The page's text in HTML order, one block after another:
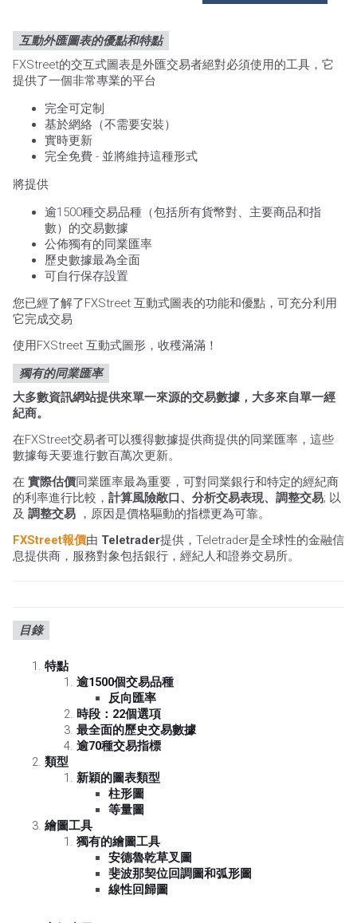
互動外匯圖表的優點和特點
FXStreet的交互式圖表是外匯交易者絕對必須使用的工具，它
提供了一個非常專業的平台
完全可定制
基於網絡（不需要安裝）
實時更新
完全免費 - 並將維持這種形式
將提供
逾1500種交易品種（包括所有貨幣對、主要商品和指
數）的交易數據
公佈獨有的同業匯率
歷史數據最為全面
可自行保存設置
您已經了解了FXStreet 互動式圖表的功能和優點，可充分利用
它完成交易
使用FXStreet 互動式圖形，收穫滿滿！
獨有的同業匯率
大多數資訊網站提供來單一來源的交易數據，大多來自單一經
紀商。
在FXStreet交易者可以獲得數據提供商提供的同業匯率，這些
數據每天要進行數百萬次更新。
在 實際估價同業匯率最為重要，可對同業銀行和特定的經紀商
的利率進行比較， 計算風險敞口、分析交易表現、調整交易; 以
及 調整交易 ，原因是價格驅動的指標更為可靠。
FXStreet報價由 Teletrader提供，Teletrader是全球性的金融信
息提供商，服務對象包括銀行，經紀人和證券交易所。
目錄
特點
逾1500個交易品種
反向匯率
時段：22個選項
最全面的歷史交易數據
逾70種交易指標
類型
新穎的圖表類型
柱形圖
等量圖
繪圖工具
獨有的繪圖工具
安德魯乾草叉圖
斐波那契位回調圖和弧形圖
線性回歸圖